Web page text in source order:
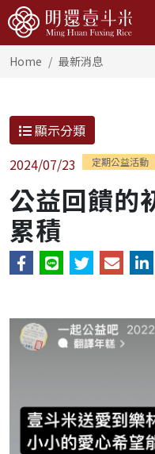
Home 最新消息
顯示分類
2024/07/23
定期公益活動
公益回饋的
累積